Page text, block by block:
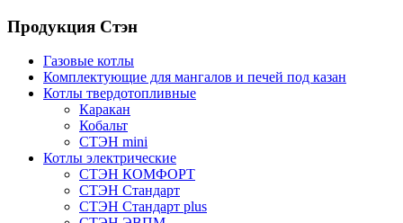
Продукция Стэн
Газовые котлы
Комплектующие для мангалов и печей под казан
Котлы твердотопливные
Каракан
Кобальт
СТЭН mini
Котлы электрические
СТЭН КОМФОРТ
СТЭН Стандарт
СТЭН Стандарт plus